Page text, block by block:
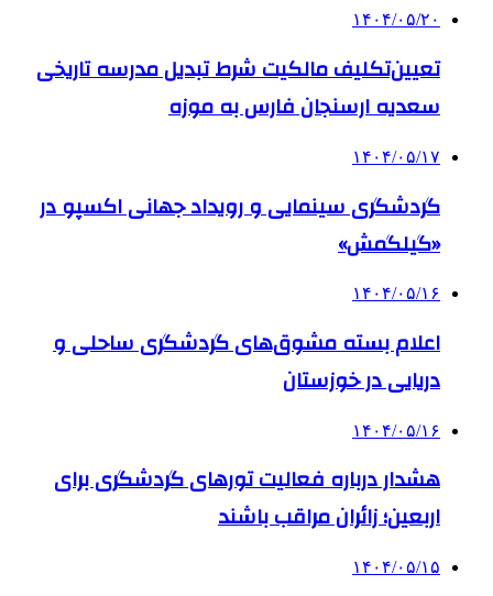
۱۴۰۴/۰۵/۲۰
تعیین‌تکلیف مالکیت شرط تبدیل مدرسه تاریخی
سعدیه ارسنجان فارس به موزه
۱۴۰۴/۰۵/۱۷
گردشگری سینمایی و رویداد جهانی اکسپو در
«گیلگمش»
۱۴۰۴/۰۵/۱۶
اعلام بسته مشوق‌های گردشگری ساحلی و
دریایی در خوزستان
۱۴۰۴/۰۵/۱۶
هشدار درباره فعالیت تورهای گردشگری برای
اربعین؛ زائران مراقب باشند
۱۴۰۴/۰۵/۱۵